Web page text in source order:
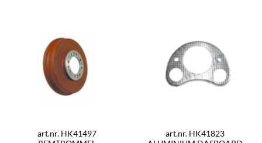
art.nr. HK41497
art.nr. HK41823